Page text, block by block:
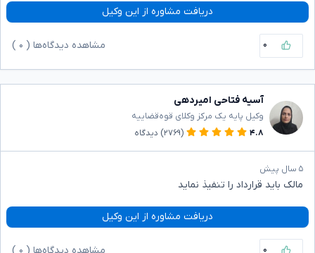
دریافت مشاوره از این وکیل
۰ مشاهده دیدگاه‌ها ( ۰
آسیه فتاحی امیردهی
وکیل پایه یک مرکز وکلای قوه‌قضاییه
۴.۸
(۲۷۶۹) دیدگاه
۵ سال پیش
مالک باید قرارداد را تنفیذ نماید
دریافت مشاوره از این وکیل
۰